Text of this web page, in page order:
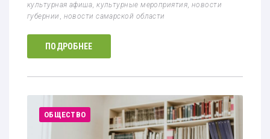
культурная афиша,культурные мероприятия, новости
губернии , новости самарской области
ПОДРОБНЕЕ
ОБЩЕСТВО